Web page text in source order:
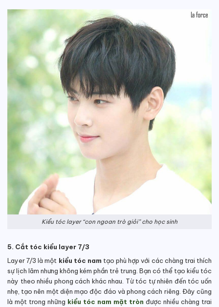
Kiểu tóc layer “con ngoan trò giỏi” cho học sinh
5. Cắt tóc kiểu layer 7/3
Layer 7/3 là một kiểu tóc nam tạo phù hợp với các chàng trai thích
sự lịch lãm nhưng không kém phần trẻ trung. Bạn có thể tạo kiểu tóc
này theo nhiều phong cách khác nhau. Từ tóc tự nhiên đến tóc uốn
nhẹ, tạo nên một diện mạo độc đáo và phong cách riêng. Đây cũng
là một trong những kiểu tóc nam mặt tròn được nhiều chàng trai